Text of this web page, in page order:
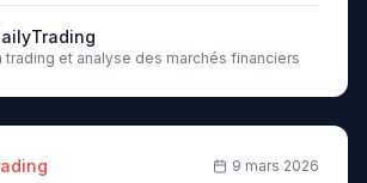
trading et analyse des marchés financiers
20min
9 mars 2026